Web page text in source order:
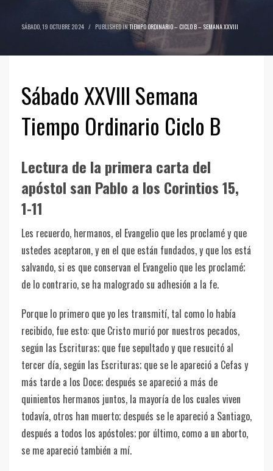
SÁBADO, 19 OCTUBRE 2024 / PUBLISHED INTIEMPO ORDINARIO – CICLO B – SEMANA XXVIII
Sábado XXVIII Semana
Tiempo Ordinario Ciclo B
Lectura de la primera carta del
apóstol san Pablo a los Corintios 15,
1-11
Les recuerdo, hermanos, el Evangelio que les proclamé y que
ustedes aceptaron, y en el que están fundados, y que los está
salvando, si es que conservan el Evangelio que les proclamé;
de lo contrario, se ha malogrado su adhesión a la fe.
Porque lo primero que yo les transmití, tal como lo había
recibido, fue esto: que Cristo murió por nuestros pecados,
según las Escrituras; que fue sepultado y que resucitó al
tercer día, según las Escrituras; que se le apareció a Cefas y
más tarde a los Doce; después se apareció a más de
quinientos hermanos juntos, la mayoría de los cuales viven
todavía, otros han muerto; después se le apareció a Santiago,
después a todos los apóstoles; por último, como a un aborto,
se me apareció también a mí.